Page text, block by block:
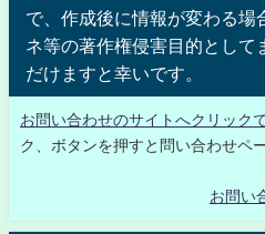
で、作成後に情報が変わる場
ネ等の著作権侵害目的として
だけますと幸いです。
お問い合わせのサイトへクリック
ク、ボタンを押すと問い合わせペ
お問い